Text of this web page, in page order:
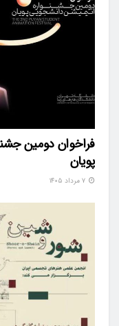
فراخوان دومین
پویان